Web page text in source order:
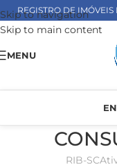
Skip to navigation
Skip to main content
REGISTRO DE
MENU
RIB-SC